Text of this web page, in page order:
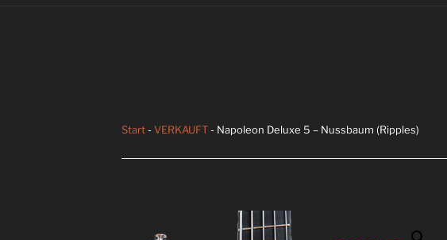
Start- VERKAUFT- Napoleon Deluxe 5 – Nussbaum (Ripples)